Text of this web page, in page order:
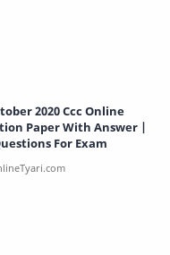
2020 Ccc Online
Paper With Answer |
For Exam